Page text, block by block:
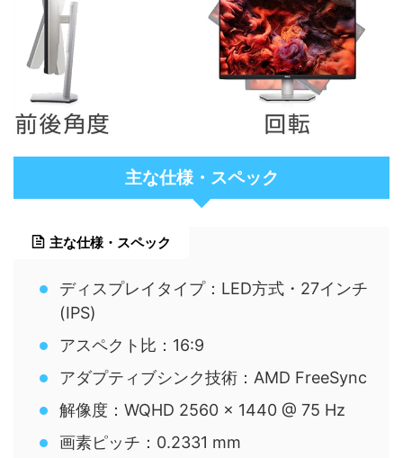
主な仕様・スペック
主な仕様・スペック
ディスプレイタイプ：LED方式・27インチ
(IPS)
アスペクト比：16:9
アダプティブシンク技術：AMD FreeSync
解像度：WQHD 2560 x 1440 @ 75 Hz
画素ピッチ：0.2331 mm